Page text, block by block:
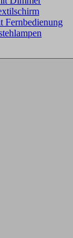
Fernbedienung